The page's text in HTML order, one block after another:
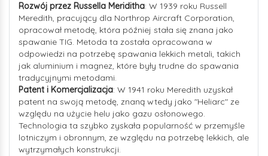
Rozwój przez Russella Meriditha: W 1939 roku Russell
Meredith, pracujący dla Northrop Aircraft Corporation,
opracował metodę, która później stała się znana jako
spawanie TIG. Metoda ta została opracowana w
odpowiedzi na potrzebę spawania lekkich metali, takich
jak aluminium i magnez, które były trudne do spawania
tradycyjnymi metodami.
Patent i Komercjalizacja: W 1941 roku Meredith uzyskał
patent na swoją metodę, znaną wtedy jako "Heliarc" ze
względu na użycie helu jako gazu osłonowego.
Technologia ta szybko zyskała popularność w przemyśle
lotniczym i obronnym, ze względu na potrzebę lekkich, ale
wytrzymałych konstrukcji.